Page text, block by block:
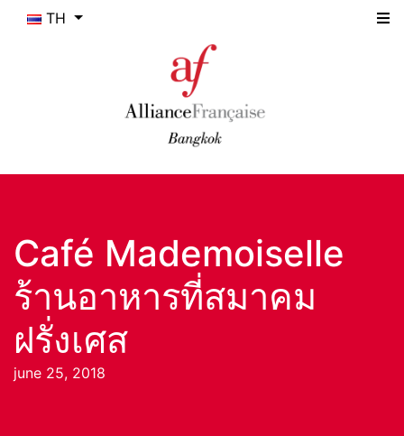
TH
Café Mademoiselle
ร้านอาหารที่สมาคม
ฝรั่งเศส
june 25, 2018